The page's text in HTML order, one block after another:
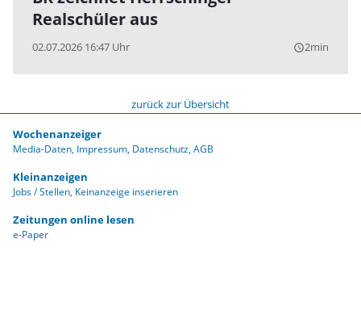
Realschüler aus
02.07.2026 16:47 Uhr query_builder2min
zurück zur Übersicht
Wochenanzeiger
Media-Daten Impressum Datenschutz AGB
Kleinanzeigen
Jobs / Stellen Keinanzeige inserieren
Zeitungen online lesen
e-Paper